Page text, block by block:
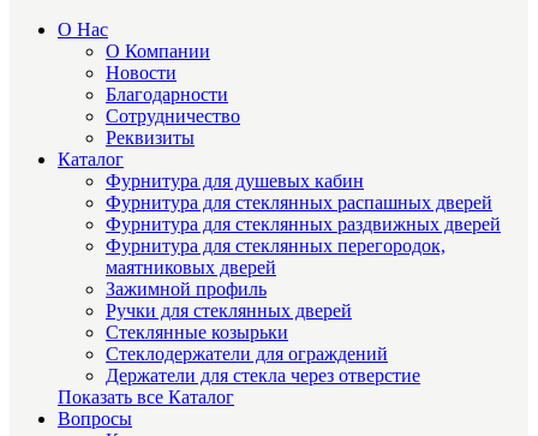
О Нас
О Компании
Новости
Благодарности
Сотрудничество
Реквизиты
Каталог
Фурнитура для душевых кабин
Фурнитура для стеклянных распашных дверей
Фурнитура для стеклянных раздвижных дверей
Фурнитура для стеклянных перегородок,
маятниковых дверей
Зажимной профиль
Ручки для стеклянных дверей
Стеклянные козырьки
Стеклодержатели для ограждений
Держатели для стекла через отверстие
Показать все Каталог
Вопросы